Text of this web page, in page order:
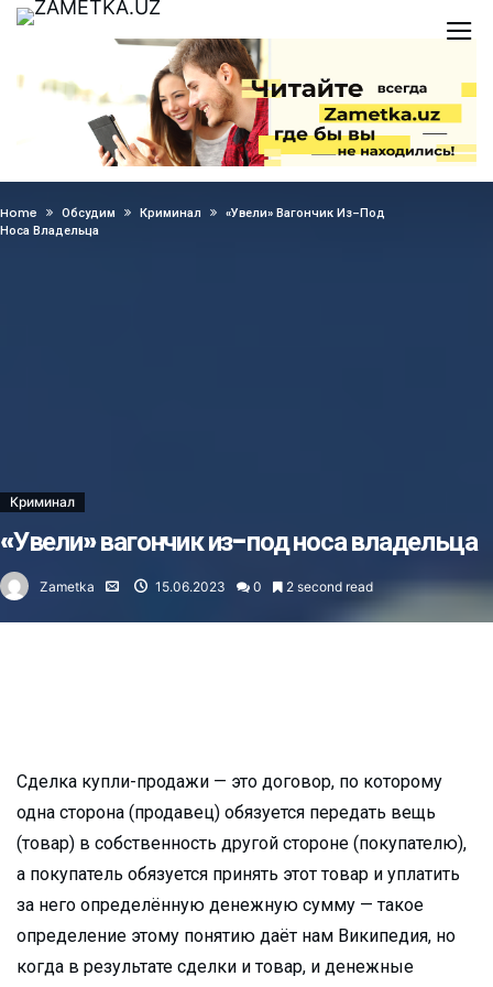
Home Обсудим Криминал
«Увели» Вагончик Из-Под
Носа Владельца
Криминал
«Увели» вагончик из-под носа владельца
Zametka 15.06.2023 0 2 second read
Сделка купли-продажи — это договор, по которому
одна сторона (продавец) обязуется передать вещь
(товар) в собственность другой стороне (покупателю),
а покупатель обязуется принять этот товар и уплатить
за него определённую денежную сумму — такое
определение этому понятию даёт нам Википедия, но
когда в результате сделки и товар, и денежные